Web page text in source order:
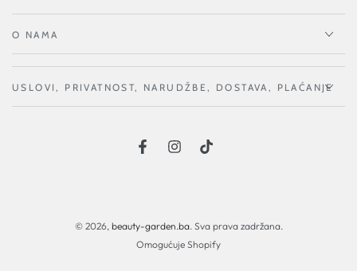
O NAMA
USLOVI, PRIVATNOST, NARUDŽBE, DOSTAVA, PLAĆANJE
© 2026, beauty-garden.ba. Sva prava zadržana.
Omogućuje Shopify